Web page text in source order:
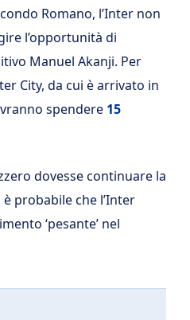
Romano, l’Inter non
l’opportunità di
Manuel Akanji. Per
City, da cui è arrivato in
spendere 15
dovesse continuare la
probabile che l’Inter
‘pesante’ nel